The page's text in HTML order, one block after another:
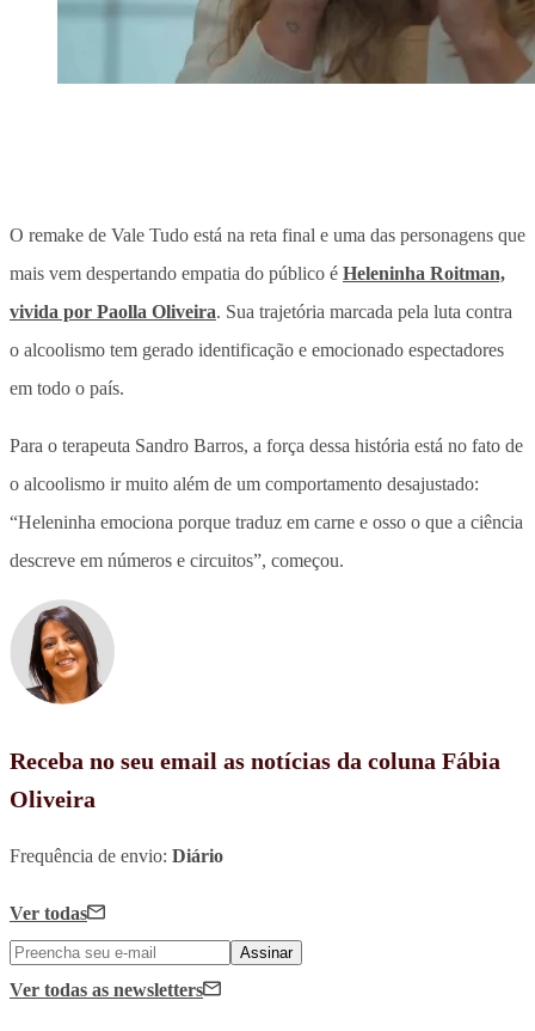
O remake de Vale Tudo está na reta final e uma das personagens que
mais vem despertando empatia do público é Heleninha Roitman,
vivida por Paolla Oliveira. Sua trajetória marcada pela luta contra
o alcoolismo tem gerado identificação e emocionado espectadores
em todo o país.
Para o terapeuta Sandro Barros, a força dessa história está no fato de
o alcoolismo ir muito além de um comportamento desajustado:
“Heleninha emociona porque traduz em carne e osso o que a ciência
descreve em números e circuitos”, começou.
Receba no seu email as notícias da coluna Fábia
Oliveira
Frequência de envio: Diário
Ver todas
Assinar
Ver todas as newsletters